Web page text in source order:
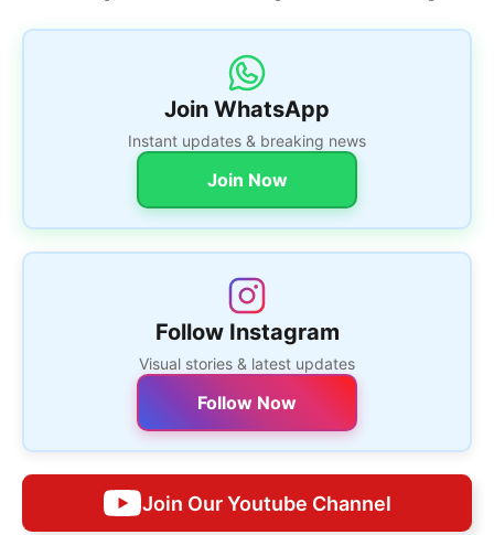
Join WhatsApp
Instant updates & breaking news
Join Now
Follow Instagram
Visual stories & latest updates
Follow Now
Join Our Youtube Channel